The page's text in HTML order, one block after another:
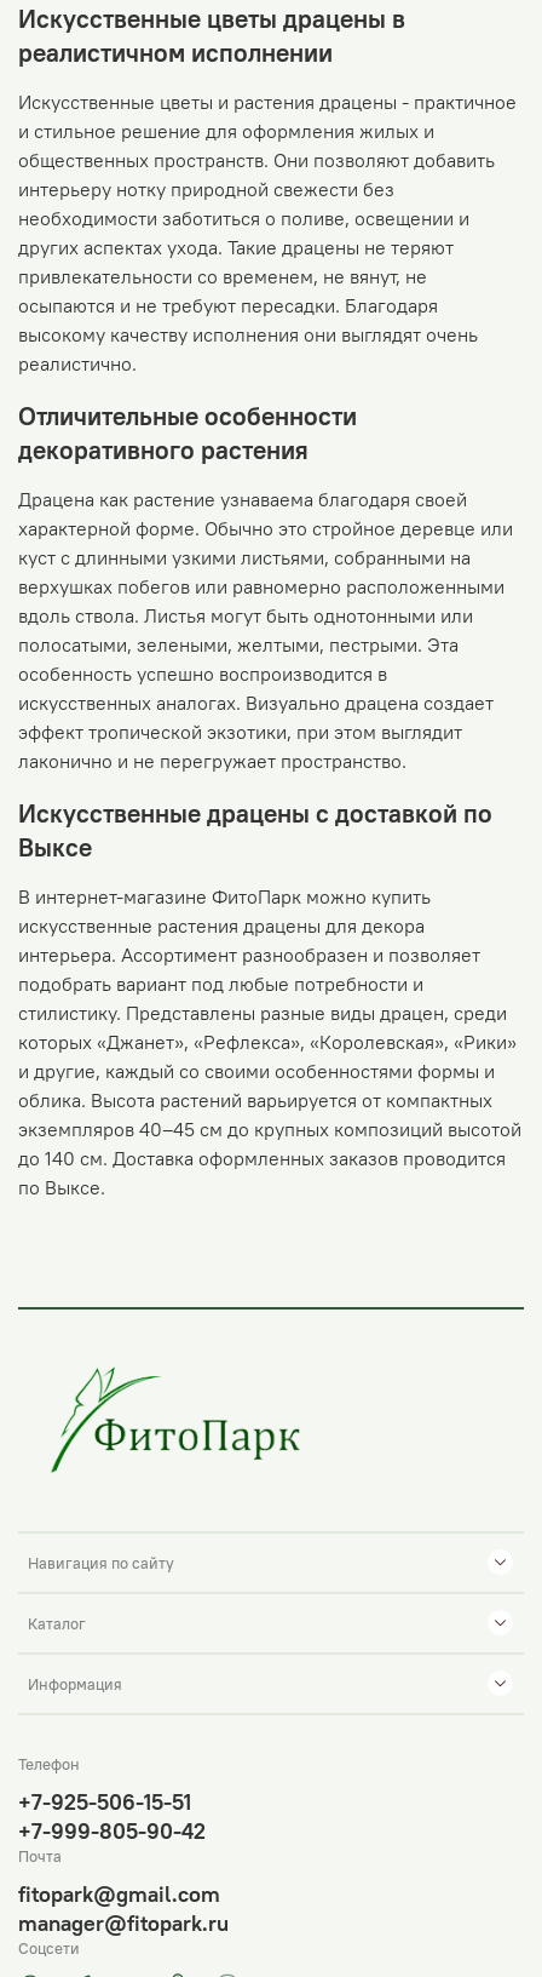
Искусственные цветы драцены в
реалистичном исполнении
Искусственные цветы и растения драцены - практичное
и стильное решение для оформления жилых и
общественных пространств. Они позволяют добавить
интерьеру нотку природной свежести без
необходимости заботиться о поливе, освещении и
других аспектах ухода. Такие драцены не теряют
привлекательности со временем, не вянут, не
осыпаются и не требуют пересадки. Благодаря
высокому качеству исполнения они выглядят очень
реалистично.
Отличительные особенности
декоративного растения
Драцена как растение узнаваема благодаря своей
характерной форме. Обычно это стройное деревце или
куст с длинными узкими листьями, собранными на
верхушках побегов или равномерно расположенными
вдоль ствола. Листья могут быть однотонными или
полосатыми, зелеными, желтыми, пестрыми. Эта
особенность успешно воспроизводится в
искусственных аналогах. Визуально драцена создает
эффект тропической экзотики, при этом выглядит
лаконично и не перегружает пространство.
Искусственные драцены с доставкой по
Выксе
В интернет-магазине ФитоПарк можно купить
искусственные растения драцены для декора
интерьера. Ассортимент разнообразен и позволяет
подобрать вариант под любые потребности и
стилистику. Представлены разные виды драцен, среди
которых «Джанет», «Рефлекса», «Королевская», «Рики»
и другие, каждый со своими особенностями формы и
облика. Высота растений варьируется от компактных
экземпляров 40–45 см до крупных композиций высотой
до 140 см. Доставка оформленных заказов проводится
по Выксе.
Навигация по сайту
Каталог
Информация
Телефон
+7-925-506-15-51
+7-999-805-90-42
Почта
fitopark@gmail.com
manager@fitopark.ru
Соцсети